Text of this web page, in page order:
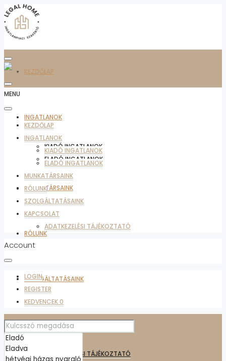
KEZDŐLAP
INGATLANOK
KIADÓ INGATLANOK
ELADÓ INGATLANOK
MUNKATÁRSAINK
RÓLUNK
SZOLGÁLTATÁSAINK
KAPCSOLAT
ADATKEZELÉSI TÁJÉKOZTATÓ
MENU
KEZDŐLAP
INGATLANOK
KIADÓ INGATLANOK
ELADÓ INGATLANOK
MUNKATÁRSAINK
RÓLUNK
SZOLGÁLTATÁSAINK
KAPCSOLAT
ADATKEZELÉSI TÁJÉKOZTATÓ
Account
LOGIN
REGISTER
KEDVENCEK0